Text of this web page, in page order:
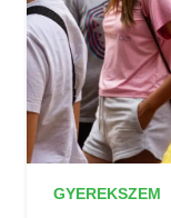
GYEREKSZEM